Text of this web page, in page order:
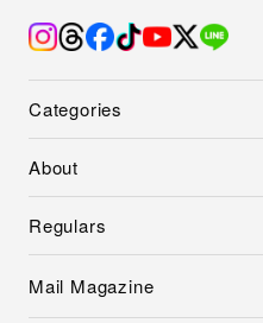
Categories
About
Regulars
Mail Magazine